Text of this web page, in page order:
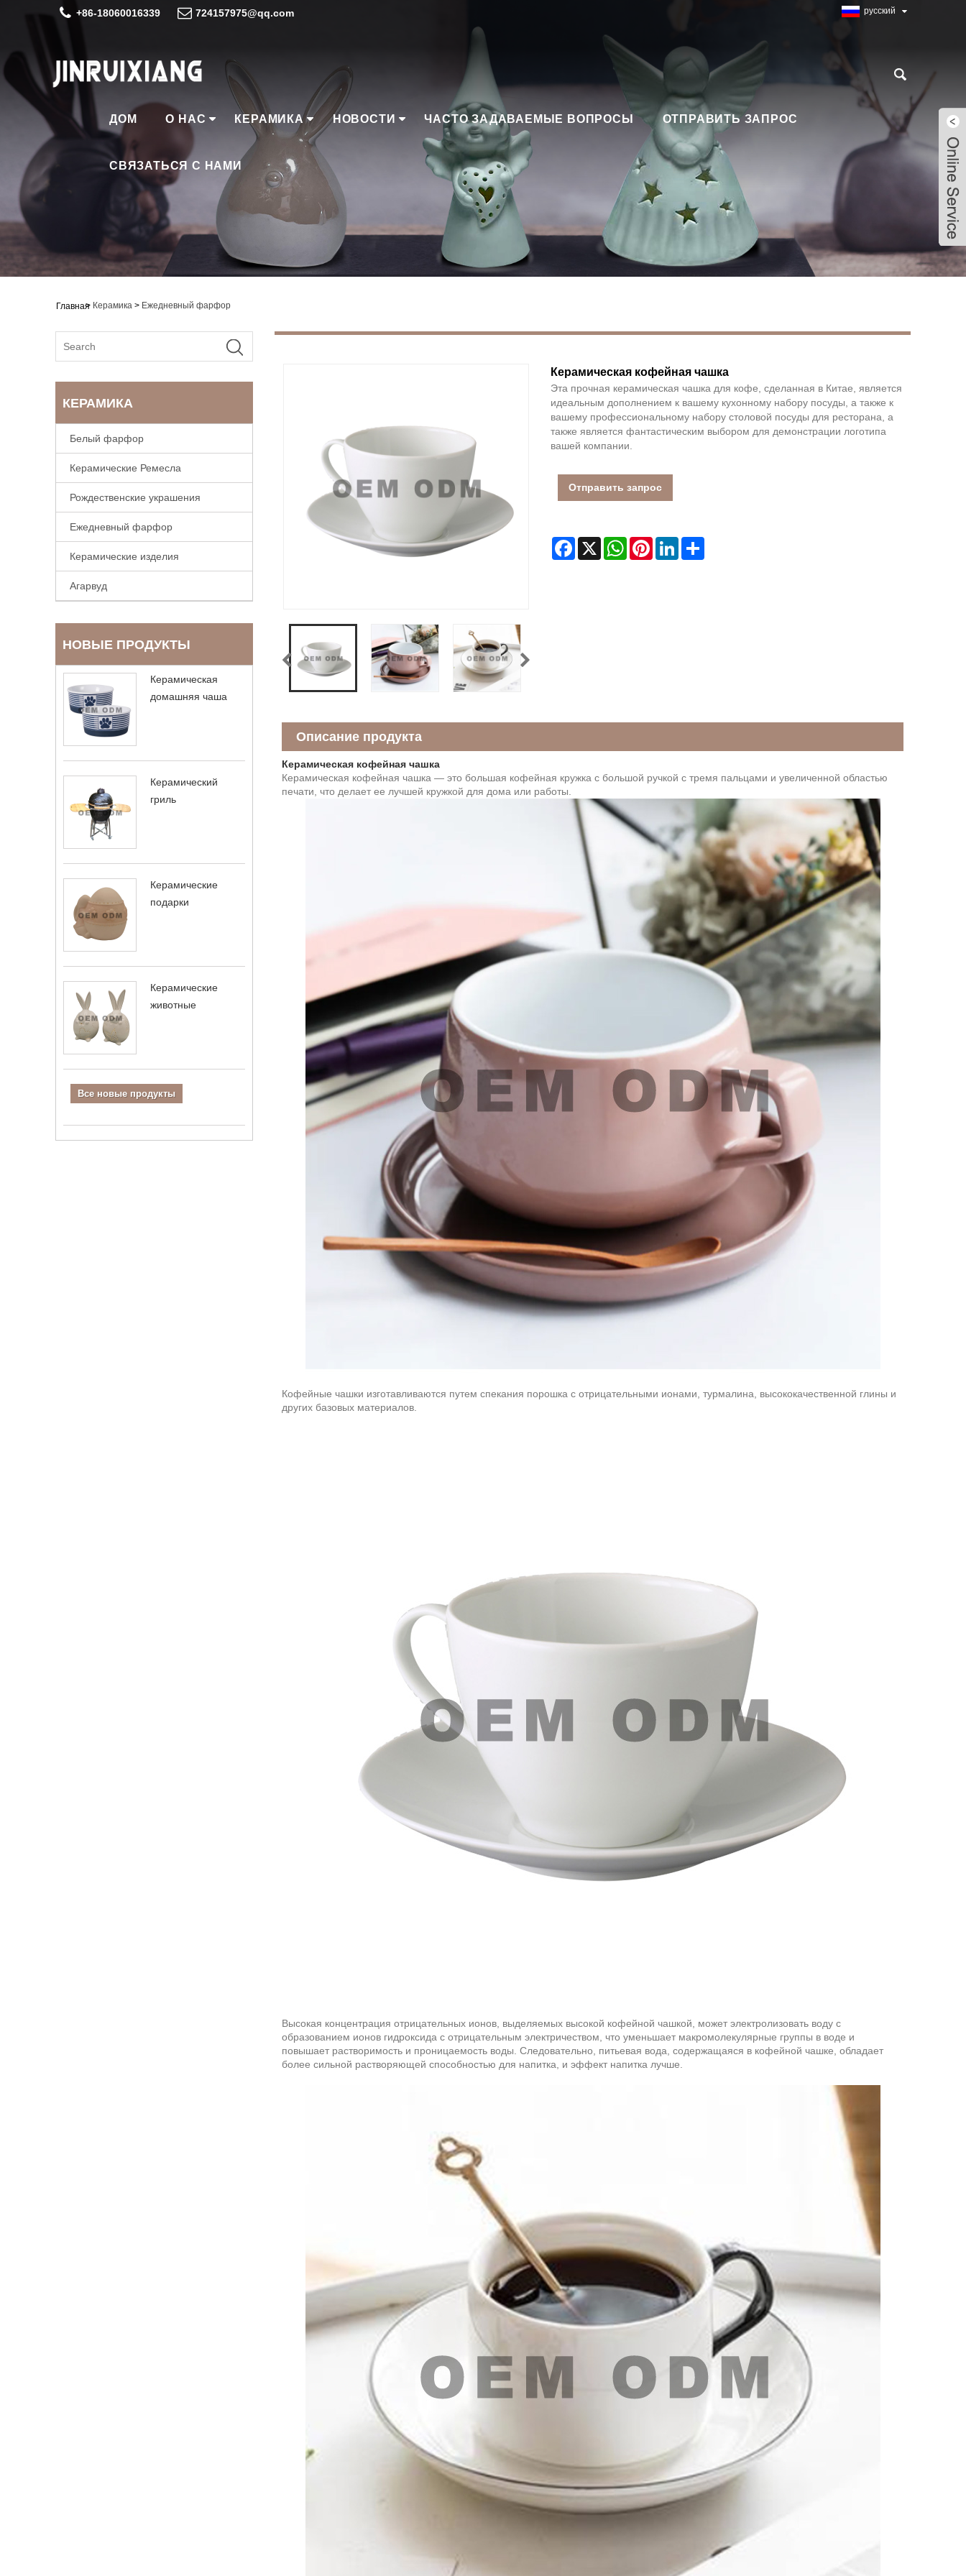
+86-18060016339 724157975@qq.com русский
ДОМ О НАС КЕРАМИКА НОВОСТИ ЧАСТО ЗАДАВАЕМЫЕ ВОПРОСЫ ОТПРАВИТЬ ЗАПРОС
СВЯЗАТЬСЯ С НАМИ
Главная
> Керамика > Ежедневный фарфор
КЕРАМИКА
Белый фарфор
Керамические Ремесла
Рождественские украшения
Ежедневный фарфор
Керамические изделия
Агарвуд
НОВЫЕ ПРОДУКТЫ
Керамическая
домашняя чаша
Керамический
гриль
Керамические
подарки
Керамические
животные
Все новые продукты
Керамическая кофейная чашка
Эта прочная керамическая чашка для кофе, сделанная в Китае, является
идеальным дополнением к вашему кухонному набору посуды, а также к
вашему профессиональному набору столовой посуды для ресторана, а
также является фантастическим выбором для демонстрации логотипа
вашей компании.
Отправить запрос
Facebook
X WhatsAppPinterestLinkedInShare
Описание продукта
Керамическая кофейная чашка
Керамическая кофейная чашка — это большая кофейная кружка с большой ручкой с тремя пальцами и увеличенной областью
печати, что делает ее лучшей кружкой для дома или работы.
Кофейные чашки изготавливаются путем спекания порошка с отрицательными ионами, турмалина, высококачественной глины и
других базовых материалов.
Высокая концентрация отрицательных ионов, выделяемых высокой кофейной чашкой, может электролизовать воду с
образованием ионов гидроксида с отрицательным электричеством, что уменьшает макромолекулярные группы в воде и
повышает растворимость и проницаемость воды. Следовательно, питьевая вода, содержащаяся в кофейной чашке, обладает
более сильной растворяющей способностью для напитка, и эффект напитка лучше.